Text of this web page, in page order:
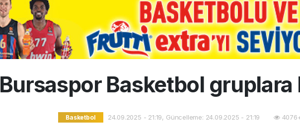
Bursaspor Basketbol gruplara
Basketbol 24.09.2025 - 21:19, Güncelleme: 24.09.2025 - 21:19